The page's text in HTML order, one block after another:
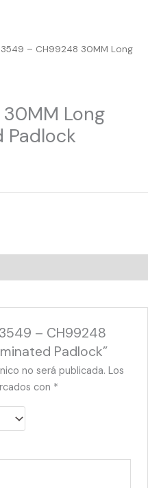
– CH99248 30MM Long
Long
Padlock
– CH99248
Padlock”
no será publicada. Los
con *